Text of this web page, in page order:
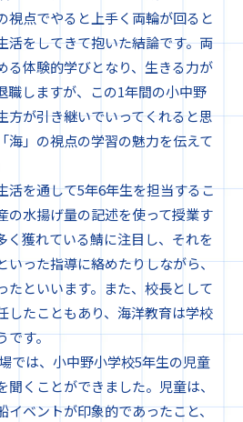
視点でやると上手く両輪が回ると
活をしてきて抱いた結論です。両
る体験的学びとなり、生きる力が
職しますが、この1年間の小中野
方が引き継いでいってくれると思
海」の視点の学習の魅力を伝えて
活を通して5年6年生を担当するこ
の水揚げ量の記述を使って授業す
く獲れている鯖に注目し、それを
いった指導に絡めたりしながら、
たといいます。また、校長として
したこともあり、海洋教育は学校
です。
では、小中野小学校5年生の児童
聞くことができました。児童は、
イベントが印象的であったこと、